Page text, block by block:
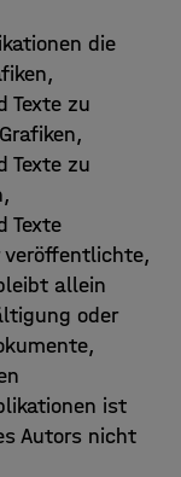
die
Texte zu
Texte zu
Texte
allein
oder
ist
Autors nicht